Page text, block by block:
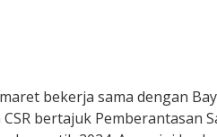
bekerja sama dengan
bertajuk Pemberantasan